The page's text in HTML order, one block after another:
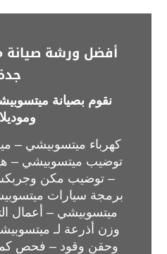
أفضل ورشة
نقوم بصيانة
كهرباء ميتسوبيشي –
توضيب ميتسوبيشي –
– توضيب مكن
برمجة سيارات
ميتسوبيشي – أعمال
وزن أذرعة لـ
وحقن وقود – فحص